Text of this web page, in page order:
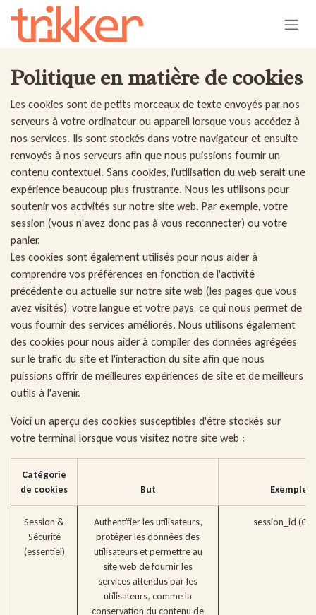
Se rendre au contenu
Politique en matière de cookies
Les cookies sont de petits morceaux de texte envoyés par nos
serveurs à votre ordinateur ou appareil lorsque vous accédez à
nos services. Ils sont stockés dans votre navigateur et ensuite
renvoyés à nos serveurs afin que nous puissions fournir un
contenu contextuel. Sans cookies, l'utilisation du web serait une
expérience beaucoup plus frustrante. Nous les utilisons pour
soutenir vos activités sur notre site web. Par exemple, votre
session (vous n'avez donc pas à vous reconnecter) ou votre
panier.
Les cookies sont également utilisés pour nous aider à
comprendre vos préférences en fonction de l'activité
précédente ou actuelle sur notre site web (les pages que vous
avez visités), votre langue et votre pays, ce qui nous permet de
vous fournir des services améliorés. Nous utilisons également
des cookies pour nous aider à compiler des données agrégées
sur le trafic du site et l'interaction du site afin que nous
puissions offrir de meilleures expériences de site et de meilleurs
outils à l'avenir.
Voici un aperçu des cookies susceptibles d'être stockés sur
votre terminal lorsque vous visitez notre site web :
Catégorie
de cookies
But Exemples
Session &
Sécurité
(essentiel)
Authentifier les utilisateurs,
protéger les données des
utilisateurs et permettre au
site web de fournir les
services attendus par les
utilisateurs, comme la
conservation du contenu de
session_id